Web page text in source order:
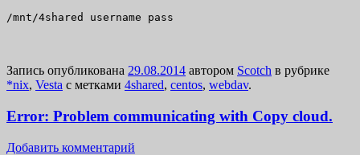
/mnt/4shared username pass
Запись опубликована 29.08.2014 автором Scotch в рубрике
*nix, Vesta с метками 4shared, centos, webdav.
Error: Problem communicating with Copy cloud.
Добавить комментарий